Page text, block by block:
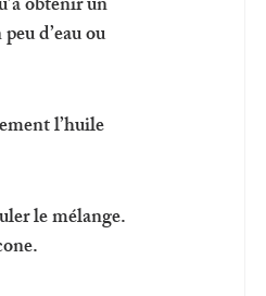
d’eau ou
l’huile
le mélange.